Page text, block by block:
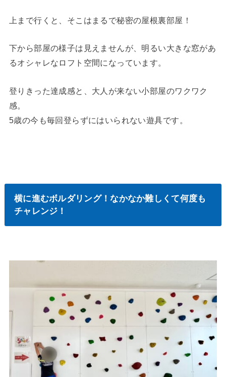
上まで行くと、そこはまるで秘密の屋根裏部屋！
下から部屋の様子は見えませんが、明るい大きな窓があ
るオシャレなロフト空間になっています。
登りきった達成感と、大人が来ない小部屋のワクワク
感。
5歳の今も毎回登らずにはいられない遊具です。
横に進むボルダリング！なかなか難しくて何度も
チャレンジ！